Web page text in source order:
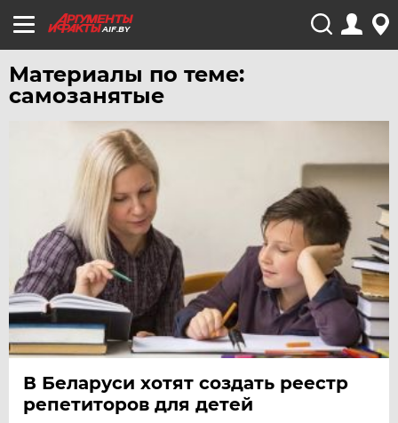
AIF.BY
Материалы по теме:
самозанятые
В Беларуси хотят создать реестр
репетиторов для детей